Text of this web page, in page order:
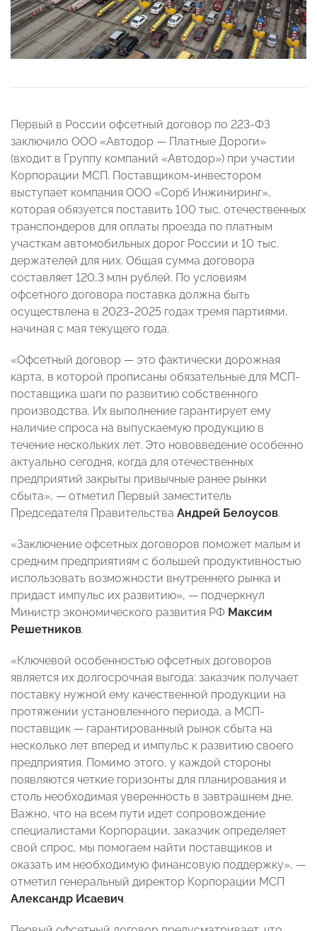
Первый в России офсетный договор по 223-ФЗ
заключило ООО «Автодор — Платные Дороги»
(входит в Группу компаний «Автодор») при участии
Корпорации МСП. Поставщиком-инвестором
выступает компания ООО «Сорб Инжиниринг»,
которая обязуется поставить 100 тыс. отечественных
транспондеров для оплаты проезда по платным
участкам автомобильных дорог России и 10 тыс.
держателей для них. Общая сумма договора
составляет 120,3 млн рублей. По условиям
офсетного договора поставка должна быть
осуществлена в 2023‒2025 годах тремя партиями,
начиная с мая текущего года.
«Офсетный договор — это фактически дорожная
карта, в которой прописаны обязательные для МСП-
поставщика шаги по развитию собственного
производства. Их выполнение гарантирует ему
наличие спроса на выпускаемую продукцию в
течение нескольких лет. Это нововведение особенно
актуально сегодня, когда для отечественных
предприятий закрыты привычные ранее рынки
сбыта», — отметил Первый заместитель
Председателя Правительства Андрей Белоусов.
«Заключение офсетных договоров поможет малым и
средним предприятиям с большей продуктивностью
использовать возможности внутреннего рынка и
придаст импульс их развитию», — подчеркнул
Министр экономического развития РФ Максим
Решетников.
«Ключевой особенностью офсетных договоров
является их долгосрочная выгода: заказчик получает
поставку нужной ему качественной продукции на
протяжении установленного периода, а МСП-
поставщик — гарантированный рынок сбыта на
несколько лет вперед и импульс к развитию своего
предприятия. Помимо этого, у каждой стороны
появляются четкие горизонты для планирования и
столь необходимая уверенность в завтрашнем дне.
Важно, что на всем пути идет сопровождение
специалистами Корпорации, заказчик определяет
свой спрос, мы помогаем найти поставщиков и
оказать им необходимую финансовую поддержку», —
отметил генеральный директор Корпорации МСП
Александр Исаевич.